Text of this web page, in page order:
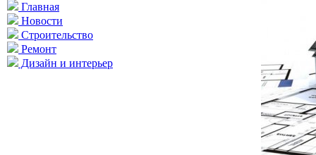
Главная
Новости
Строительство
Ремонт
Дизайн и интерьер